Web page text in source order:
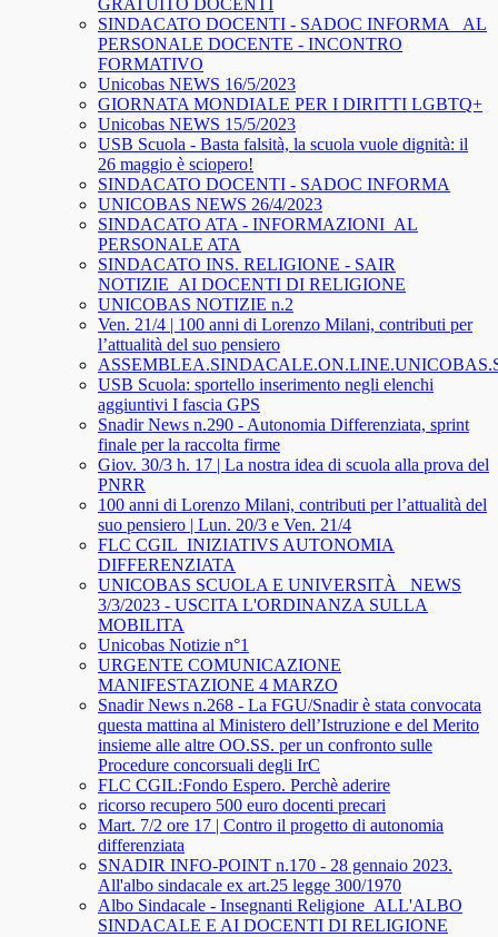
GRATUITO DOCENTI
SINDACATO DOCENTI - SADOC INFORMA_ AL
PERSONALE DOCENTE - INCONTRO
FORMATIVO
Unicobas NEWS 16/5/2023
GIORNATA MONDIALE PER I DIRITTI LGBTQ+
Unicobas NEWS 15/5/2023
USB Scuola - Basta falsità, la scuola vuole dignità: il
26 maggio è sciopero!
SINDACATO DOCENTI - SADOC INFORMA
UNICOBAS NEWS 26/4/2023
SINDACATO ATA - INFORMAZIONI_AL
PERSONALE ATA
SINDACATO INS. RELIGIONE - SAIR
NOTIZIE_AI DOCENTI DI RELIGIONE
UNICOBAS NOTIZIE n.2
Ven. 21/4 | 100 anni di Lorenzo Milani, contributi per
l’attualità del suo pensiero
USB Scuola: sportello inserimento negli elenchi
aggiuntivi I fascia GPS
Snadir News n.290 - Autonomia Differenziata, sprint
finale per la raccolta firme
Giov. 30/3 h. 17 | La nostra idea di scuola alla prova del
PNRR
100 anni di Lorenzo Milani, contributi per l’attualità del
suo pensiero | Lun. 20/3 e Ven. 21/4
FLC CGIL_INIZIATIVS AUTONOMIA
DIFFERENZIATA
UNICOBAS SCUOLA E UNIVERSITÀ _NEWS
3/3/2023 - USCITA L'ORDINANZA SULLA
MOBILITA
Unicobas Notizie n°1
URGENTE COMUNICAZIONE
MANIFESTAZIONE 4 MARZO
Snadir News n.268 - La FGU/Snadir è stata convocata
questa mattina al Ministero dell’Istruzione e del Merito
insieme alle altre OO.SS. per un confronto sulle
Procedure concorsuali degli IrC
FLC CGIL:Fondo Espero. Perchè aderire
ricorso recupero 500 euro docenti precari
Mart. 7/2 ore 17 | Contro il progetto di autonomia
differenziata
SNADIR INFO-POINT n.170 - 28 gennaio 2023.
All'albo sindacale ex art.25 legge 300/1970
Albo Sindacale - Insegnanti Religione_ALL'ALBO
SINDACALE E AI DOCENTI DI RELIGIONE